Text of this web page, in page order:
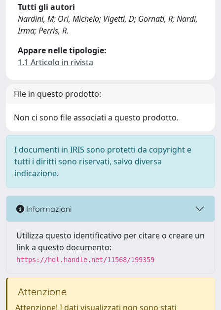
Tutti gli autori
Nardini, M; Ori, Michela; Vigetti, D; Gornati, R; Nardi,
Irma; Perris, R.
Appare nelle tipologie:
1.1 Articolo in rivista
File in questo prodotto:
Non ci sono file associati a questo prodotto.
I documenti in IRIS sono protetti da copyright e
tutti i diritti sono riservati, salvo diversa
indicazione.
Informazioni
Utilizza questo identificativo per citare o creare un
link a questo documento:
https://hdl.handle.net/11568/199359
Attenzione
Attenzione! I dati visualizzati non sono stati